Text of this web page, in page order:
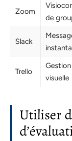
Zoom
de
Slack
Trello
visuelle
Utiliser